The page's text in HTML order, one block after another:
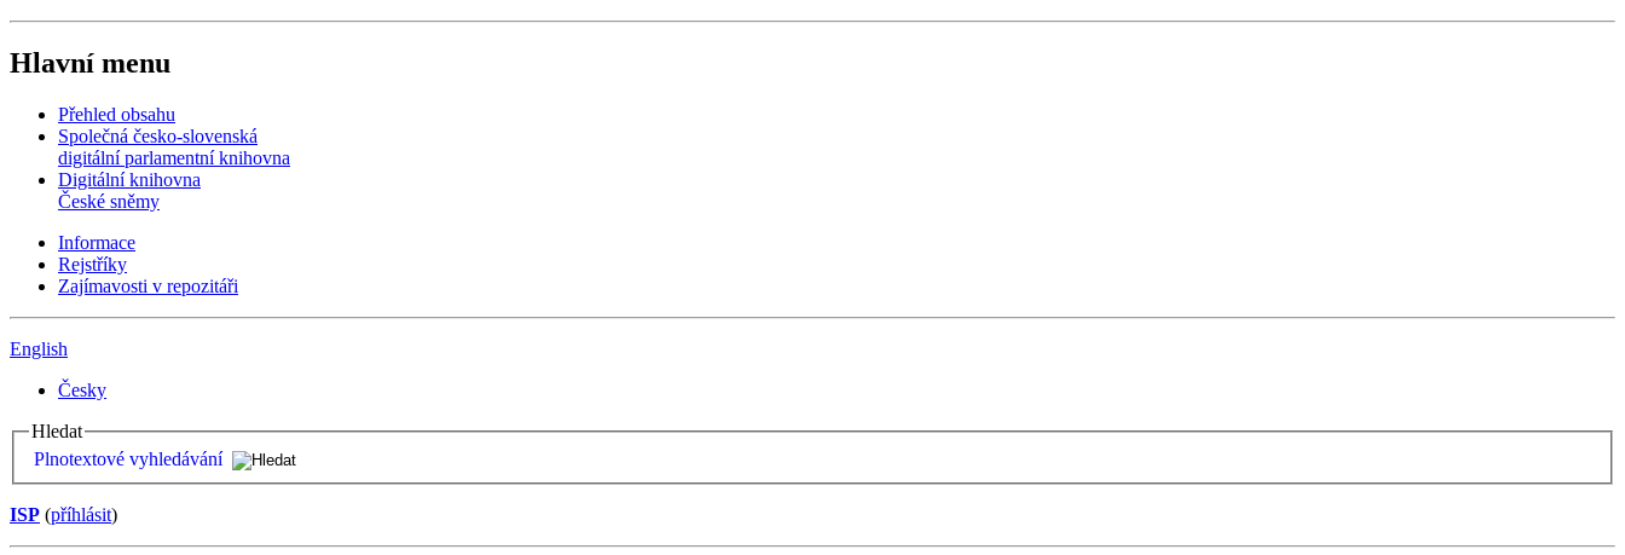
Hlavní menu
Přehled obsahu
Společná česko-slovenská
digitální parlamentní knihovna
Digitální knihovna
České sněmy
Informace
Rejstříky
Zajímavosti v repozitáři
English
Česky
Hledat
Plnotextové vyhledávání
ISP (příhlásit)